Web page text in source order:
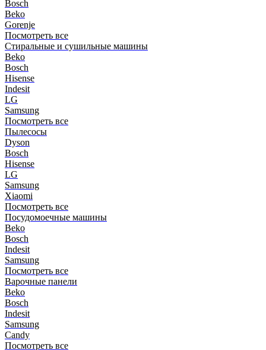
Bosch
Beko
Gorenje
Посмотреть все
Стиральные и сушильные машины
Beko
Bosch
Hisense
Indesit
LG
Samsung
Посмотреть все
Пылесосы
Dyson
Bosch
Hisense
LG
Samsung
Xiaomi
Посмотреть все
Посудомоечные машины
Beko
Bosch
Indesit
Samsung
Посмотреть все
Варочные панели
Beko
Bosch
Indesit
Samsung
Candy
Посмотреть все